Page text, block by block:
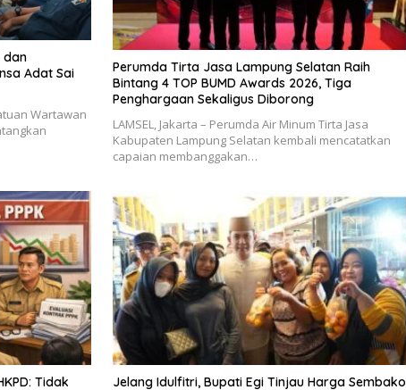
dan
Adat Sai
Wartawan
Perumda Tirta Jasa Lampung Selatan Raih
Bintang 4 TOP BUMD Awards 2026, Tiga
Penghargaan Sekaligus Diborong
LAMSEL, Jakarta – Perumda Air Minum Tirta Jasa
Kabupaten Lampung Selatan kembali mencatatkan
capaian membanggakan…
Tidak Jelang Idulfitri, Bupati Egi Tinjau Harga Sembako